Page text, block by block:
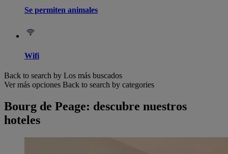
Se permiten animales
Wifi
Back to search by Los más buscados
Ver más opciones Back to search by categories
Bourg de Peage: descubre nuestros
hoteles